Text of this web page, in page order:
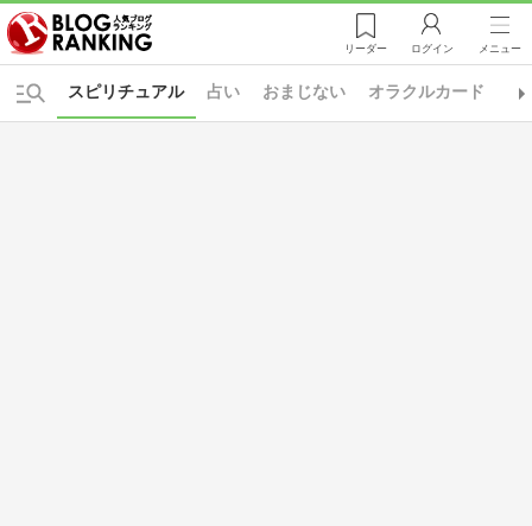
リーダー ログイン メニュー
占い おまじない オラクルカード
スピリチュアル